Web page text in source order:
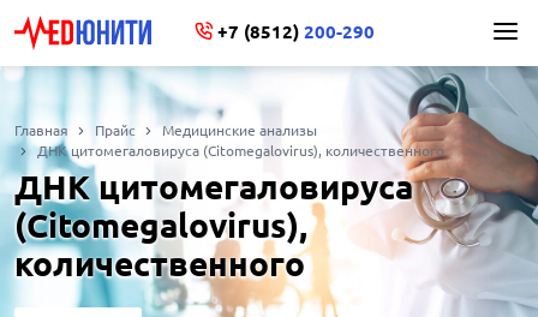
+7 (8512) 200-290
Главная Прайс
Медицинские анализы
ДНК цитомегаловируса (Citomegalovirus), количественного
ДНК цитомегаловируса
(Citomegalovirus),
количественного